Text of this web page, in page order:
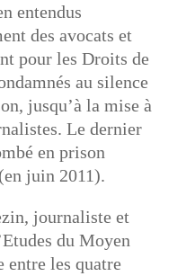
entendus
des avocats et
pour les Droits de
au silence
jusqu’à la mise à
Le dernier
en prison
juin 2011).
journaliste et
du Moyen
les quatre